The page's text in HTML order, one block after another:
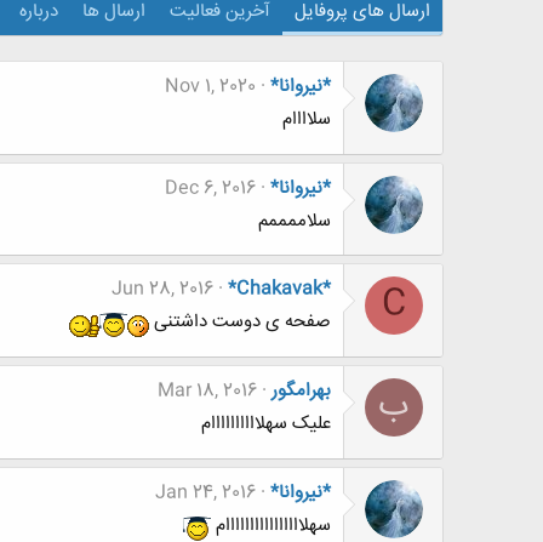
ارسال های پروفایل آخرین فعالیت ارسال ها درباره
*نيروانا* Nov 1, 2020
سلاااام
*نيروانا* Dec 6, 2016
سلاممممم
C
*Chakavak*
Jun 28, 2016
صفحه ی دوست داشتنی
ب بهرامگور Mar 18, 2016
علیک سهلاااااااااام
*نيروانا* Jan 24, 2016
سهلاااااااااااااااام